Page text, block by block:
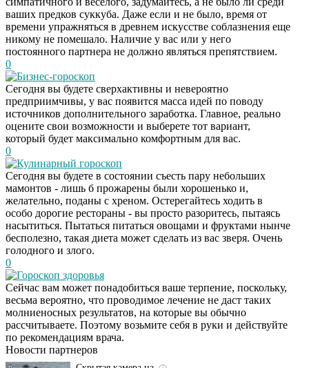
ваших предков суккуба. Даже если и не было, время от
времени упражняться в древнем искусстве соблазнения еще
никому не помешало. Наличие у вас или у него
постоянного партнера не должно являться препятствием.
0
Бизнес-гороскоп
Сегодня вы будете сверхактивны и невероятно
предприимчивы, у вас появится масса идей по поводу
источников дополнительного заработка. Главное, реально
оцените свои возможности и выберете тот вариант,
который будет максимально комфортным для вас.
0
Кулинарный гороскоп
Сегодня вы будете в состоянии съесть пару небольших
мамонтов - лишь б прожарены были хорошенько и,
желательно, поданы с хреном. Остерегайтесь ходить в
особо дорогие рестораны - вы просто разоритесь, пытаясь
насытиться. Пытаться питаться овощами и фруктами нынче
бесполезно, такая диета может сделать из вас зверя. Очень
голодного и злого.
0
Гороскоп здоровья
Сейчас вам может понадобиться ваше терпение, поскольку,
весьма вероятно, что проводимое лечение не даст таких
молниеносных результатов, на которые вы обычно
рассчитываете. Поэтому возьмите себя в руки и действуйте
по рекомендациям врача.
Новости партнеров
i
Ролик длится
несколько секунд, а
смеяться вы будете
долго
Скрытая камера на